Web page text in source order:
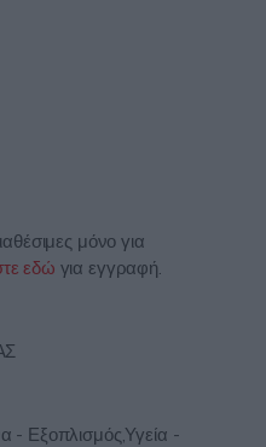
μόνο για
εδώ για εγγραφή.
- Εξοπλισμός,Υγεία -